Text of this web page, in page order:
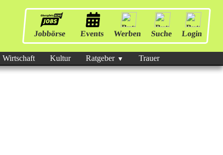
Jobbörse Events Werben Suche Login
Wirtschaft Kultur Ratgeber Trauer